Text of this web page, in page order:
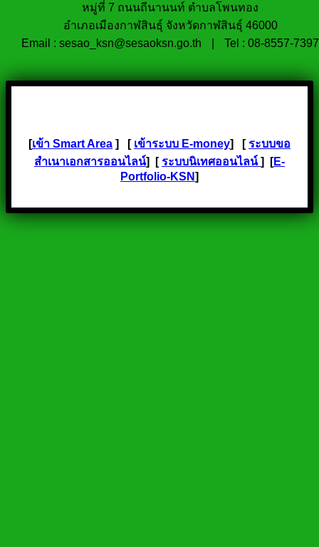
หมู่ที่ 7 ถนนถีนานนท์ ตำบลโพนทอง
อำเภอเมืองกาฬสินธุ์ จังหวัดกาฬสินธุ์ 46000
Email : sesao_ksn@sesaoksn.go.th
Tel : 08-8557-7397
[เข้า Smart Area ] [ เข้าระบบ E-money] [ระบบขอ
สำเนาเอกสารออนไลน์] [ระบบนิเทศออนไลน์] [E-
Portfolio-KSN]